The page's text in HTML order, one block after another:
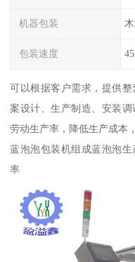
机器包装
包装速度
可以根据客户需求，提供
案设计、生产制造、安装
劳动生产率，降低生产成本
蓝泡泡包装机组成蓝泡泡
率